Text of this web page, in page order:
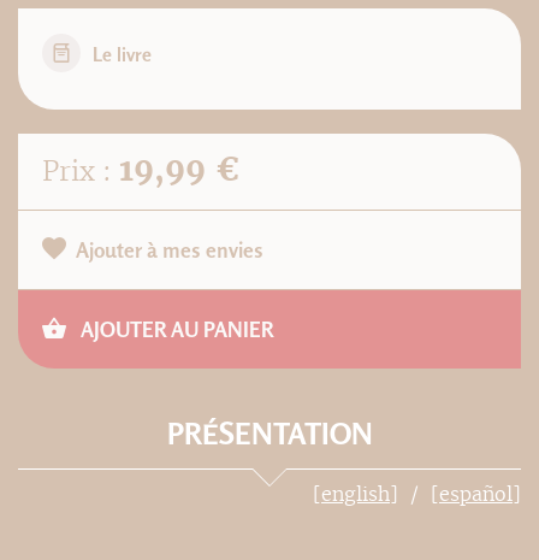
Le livre
Prix : 19,99 €
Ajouter à mes envies
AJOUTER AU PANIER
PRÉSENTATION
[english] [español]